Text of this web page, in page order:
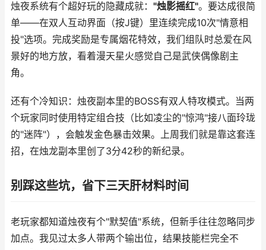
烛夜系统有个超好玩的隐藏成就： "烛影摇红"。要达成很简
单——在双人互动界面（按J键）里连续完成10次"情意相
投"选项。完成奖励是专属烟花特效，我们组队时总爱在风
景好的地方放，看着漫天星火感觉自己是武侠偶像剧主
角。
还有个冷知识：烛夜副本里的BOSS有双人特攻模式。当两
个玩家同时使用特定组合技（比如凌尘的"惊鸿"接八面玲珑
的"迷阵"），会触发金色暴击效果。上周我们就是靠这套连
招，在烛龙副本里创了3分42秒的新纪录。
别踩这些坑，省下三天肝材料时间
老玩家都知道烛夜有个"默契值"系统，但新手往往忽略同步
加点。我见过太多人带两个输出位，结果技能栏完全不